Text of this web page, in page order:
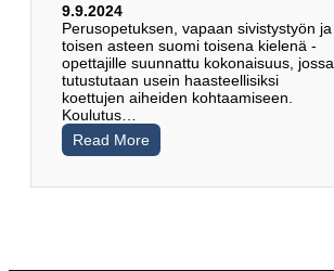
9.9.2024
Perusopetuksen, vapaan sivistystyön ja
toisen asteen suomi toisena kielenä -
opettajille suunnattu kokonaisuus, jossa
tutustutaan usein haasteellisiksi
koettujen aiheiden kohtaamiseen.
Koulutus…
Read More